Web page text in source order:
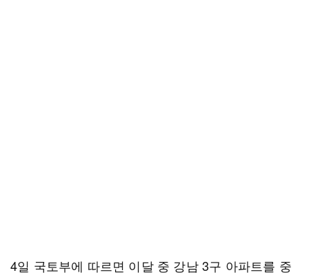
4일 국토부에 따르면 이달 중 강남 3구 아파트를 중